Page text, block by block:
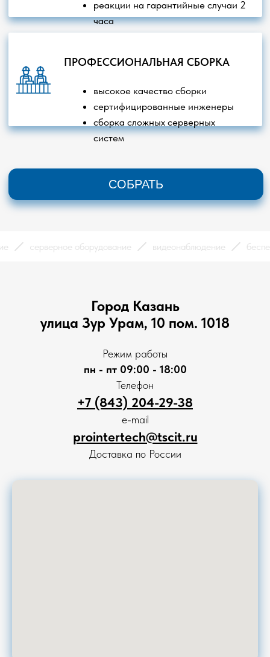
серверное оборудование видеонаблюдение
Город Казань
улица Зур Урам, 10 пом. 1018
Режим работы
пн - пт 09:00 - 18:00
Телефон
+7 (843) 204-29-38
e-mail
prointertech@tscit.ru
Доставка по России
Видеонаблюдение
Сетевое оборудование
Бесперебойное питание
Любая информация на сайте не является публичной
офертой. Пользуясь сайтом, вы соглашаетесь с нашей
Мониторы